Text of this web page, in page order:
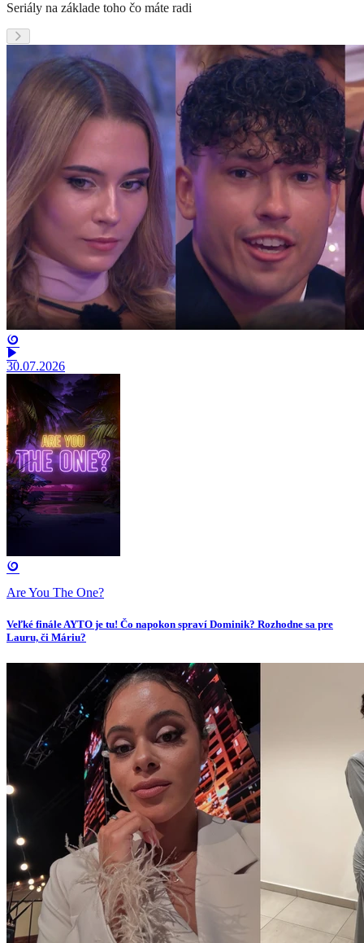
Seriály na základe toho čo máte radi
30.07.2026
Are You The One?
Veľké finále AYTO je tu! Čo napokon spraví Dominik? Rozhodne sa pre
Lauru, či Máriu?